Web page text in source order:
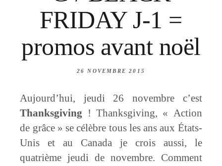
FRIDAY J-1 =
promos avant noël
26 NOVEMBRE 2015
Aujourd’hui, jeudi 26 novembre c’est
Thanksgiving ! Thanksgiving, « Action
de grâce » se célèbre tous les ans aux États-
Unis et au Canada je crois aussi, le
quatrième jeudi de novembre. Comment